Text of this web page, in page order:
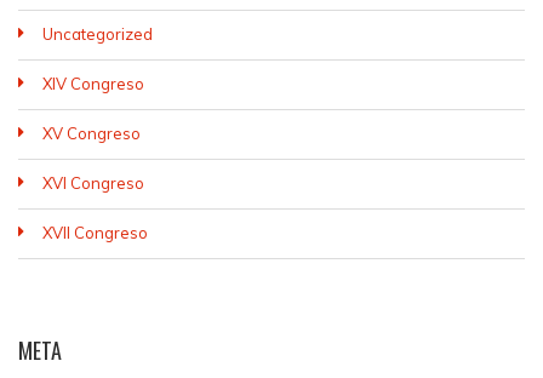
Uncategorized
XIV Congreso
XV Congreso
XVI Congreso
XVII Congreso
META